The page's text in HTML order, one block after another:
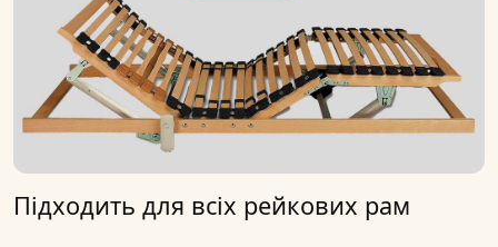
Підходить для всіх рейкових рам